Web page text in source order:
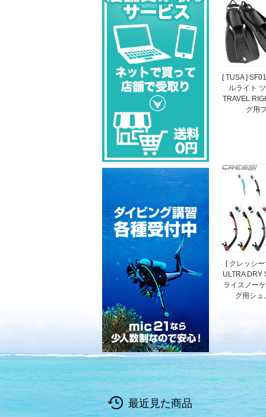
[ TUSA ]
ルライト
TRAVEL
グ用
[ クレッシ
ULTRA DRY
ライスノー
グ用シュ
最近見た商品